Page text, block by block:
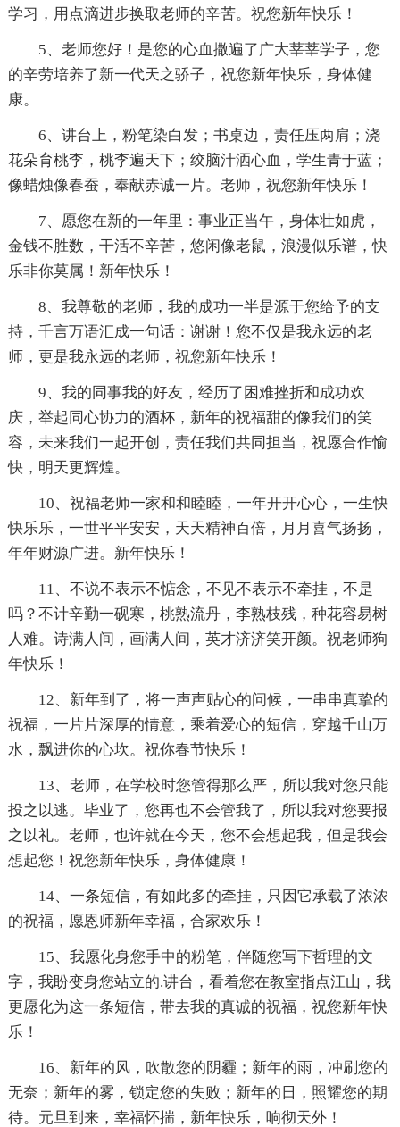
学习，用点滴进步换取老师的辛苦。祝您新年快乐！
5、老师您好！是您的心血撒遍了广大莘莘学子，您
的辛劳培养了新一代天之骄子，祝您新年快乐，身体健
康。
6、讲台上，粉笔染白发；书桌边，责任压两肩；浇
花朵育桃李，桃李遍天下；绞脑汁洒心血，学生青于蓝；
像蜡烛像春蚕，奉献赤诚一片。老师，祝您新年快乐！
7、愿您在新的一年里：事业正当午，身体壮如虎，
金钱不胜数，干活不辛苦，悠闲像老鼠，浪漫似乐谱，快
乐非你莫属！新年快乐！
8、我尊敬的老师，我的成功一半是源于您给予的支
持，千言万语汇成一句话：谢谢！您不仅是我永远的老
师，更是我永远的老师，祝您新年快乐！
9、我的同事我的好友，经历了困难挫折和成功欢
庆，举起同心协力的酒杯，新年的祝福甜的像我们的笑
容，未来我们一起开创，责任我们共同担当，祝愿合作愉
快，明天更辉煌。
10、祝福老师一家和和睦睦，一年开开心心，一生快
快乐乐，一世平平安安，天天精神百倍，月月喜气扬扬，
年年财源广进。新年快乐！
11、不说不表示不惦念，不见不表示不牵挂，不是
吗？不计辛勤一砚寒，桃熟流丹，李熟枝残，种花容易树
人难。诗满人间，画满人间，英才济济笑开颜。祝老师狗
年快乐！
12、新年到了，将一声声贴心的问候，一串串真挚的
祝福，一片片深厚的情意，乘着爱心的短信，穿越千山万
水，飘进你的心坎。祝你春节快乐！
13、老师，在学校时您管得那么严，所以我对您只能
投之以逃。毕业了，您再也不会管我了，所以我对您要报
之以礼。老师，也许就在今天，您不会想起我，但是我会
想起您！祝您新年快乐，身体健康！
14、一条短信，有如此多的牵挂，只因它承载了浓浓
的祝福，愿恩师新年幸福，合家欢乐！
15、我愿化身您手中的粉笔，伴随您写下哲理的文
字，我盼变身您站立的.讲台，看着您在教室指点江山，我
更愿化为这一条短信，带去我的真诚的祝福，祝您新年快
乐！
16、新年的风，吹散您的阴霾；新年的雨，冲刷您的
无奈；新年的雾，锁定您的失败；新年的日，照耀您的期
待。元旦到来，幸福怀揣，新年快乐，响彻天外！